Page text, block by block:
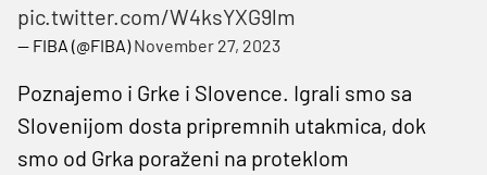
pic.twitter.com/W4ksYXG9lm
— FIBA (@FIBA)November 27, 2023
Poznajemo i Grke i Slovence. Igrali smo sa
Slovenijom dosta pripremnih utakmica, dok
smo od Grka poraženi na proteklom